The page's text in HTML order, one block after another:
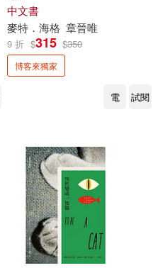
中文書
麥特 ． 海格 章晉唯
9 折 $315 $350
博客來獨家
電 試閱